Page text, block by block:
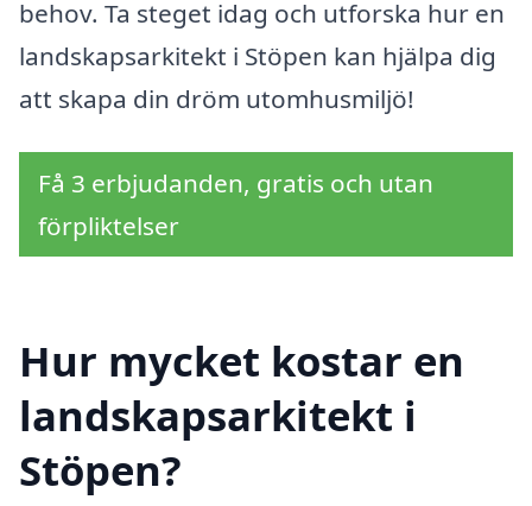
behov. Ta steget idag och utforska hur en
landskapsarkitekt i Stöpen kan hjälpa dig
att skapa din dröm utomhusmiljö!
Få 3 erbjudanden, gratis och utan
förpliktelser
Hur mycket kostar en
landskapsarkitekt i
Stöpen?